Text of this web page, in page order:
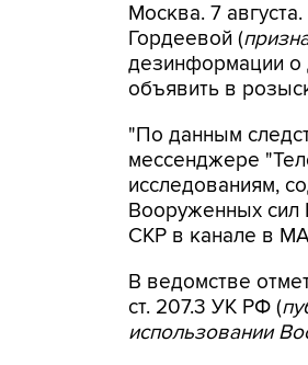
Москва. 7
Гордеевой (
дезинформации о
объявить в
"По данным
мессенджере
исследованиям,
Вооруженных сил
СКР в канале в
В ведомстве
ст. 207.3 УК РФ (
использовании